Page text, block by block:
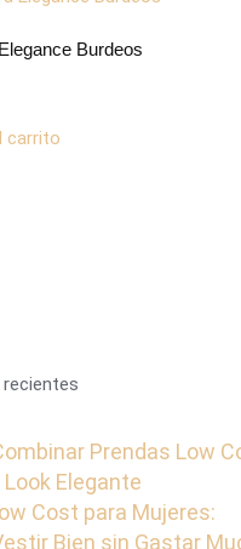
Burdeos
carrito
Prendas Low
Look Elegante
Cost para Mujeres:
Bien sin Gastar